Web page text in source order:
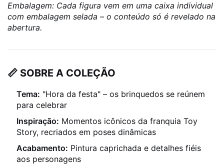
Embalagem: Cada figura vem em uma caixa individual
com embalagem selada – o conteúdo só é revelado na
abertura.
📏 SOBRE A COLEÇÃO
Tema: "Hora da festa" – os brinquedos se reúnem
para celebrar
Inspiração: Momentos icônicos da franquia Toy
Story, recriados em poses dinâmicas
Acabamento: Pintura caprichada e detalhes fiéis
aos personagens